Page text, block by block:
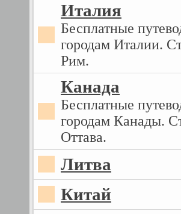
Италия
Бесплатные
городам Италии.
Рим.
Канада
Бесплатные
городам Канады.
Оттава.
Литва
Китай